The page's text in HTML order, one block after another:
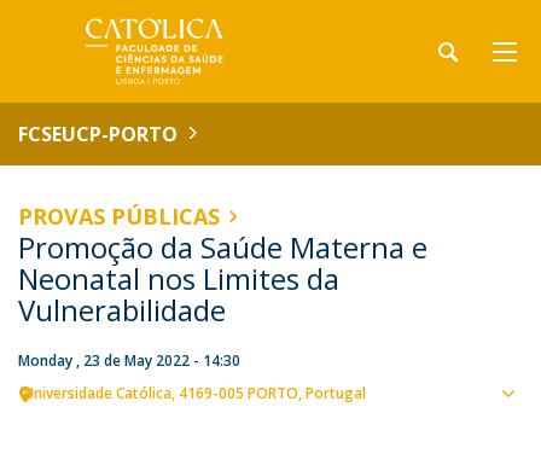
FCSEUCP-PORTO
PROVAS PÚBLICAS
Promoção da Saúde Materna e
Neonatal nos Limites da
Vulnerabilidade
Monday , 23 de May 2022 - 14:30
Universidade Católica 4169-005 PORTO Portugal